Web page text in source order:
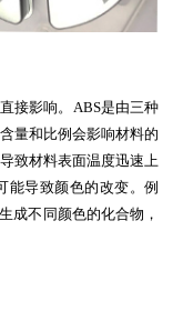
接影响。ABS是由三种
量和比例会影响材料的
致材料表面温度迅速上
能导致颜色的改变。例
成不同颜色的化合物，